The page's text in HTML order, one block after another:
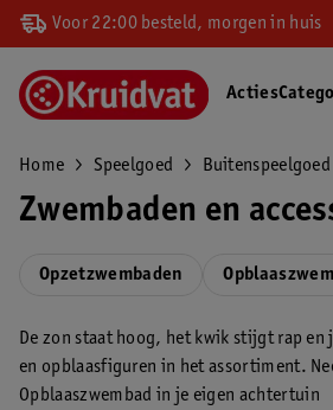
Voor 22:00 besteld, morgen in huis
Acties
Home Speelgoed Buitenspeelgoed
Zwembaden en
Opzetzwembaden
De zon staat hoog, het kwik stijgt rap
en opblaasfiguren in het assortiment.
Opblaaszwembad in je eigen achtertuin